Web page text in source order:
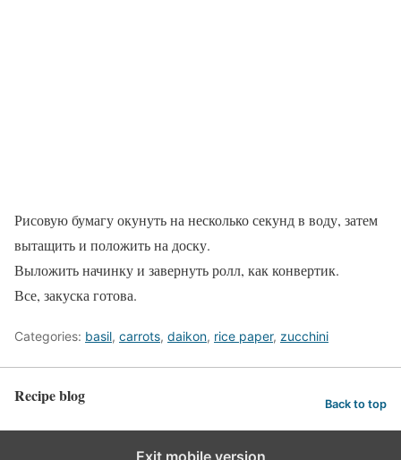
Рисовую бумагу окунуть на несколько секунд в воду, затем
вытащить и положить на доску.
Выложить начинку и завернуть ролл, как конвертик.
Все, закуска готова.
Categories: basil, carrots, daikon, rice paper, zucchini
Recipe blog Back to top
Exit mobile version